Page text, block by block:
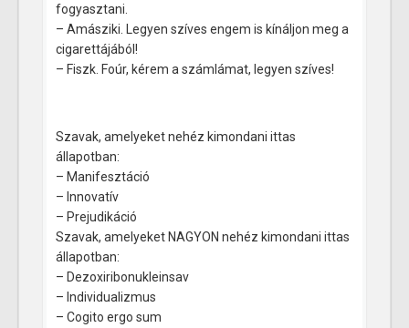
fogyasztani.
– Amásziki. Legyen szíves engem is kínáljon meg a
cigarettájából!
– Fiszk. Foúr, kérem a számlámat, legyen szíves!
Szavak, amelyeket nehéz kimondani ittas
állapotban:
– Manifesztáció
– Innovatív
– Prejudikáció
Szavak, amelyeket NAGYON nehéz kimondani ittas
állapotban:
– Dezoxiribonukleinsav
– Individualizmus
– Cogito ergo sum